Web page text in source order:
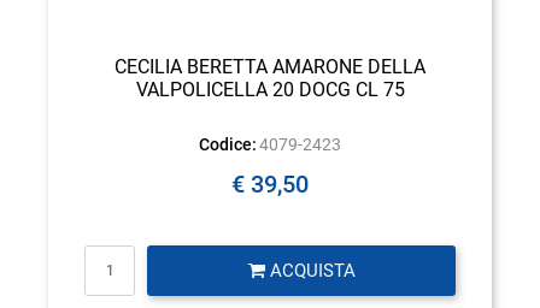
CECILIA BERETTA AMARONE DELLA
VALPOLICELLA 20 DOCG CL 75
Codice: 4079-2423
€ 39,50
ACQUISTA